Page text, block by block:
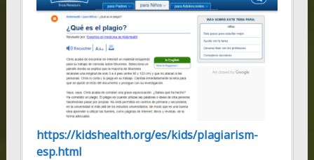
https://kidshealth.org/es/kids/plagiarism-
esp.html